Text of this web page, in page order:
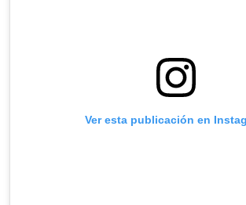
Ver esta publicación en